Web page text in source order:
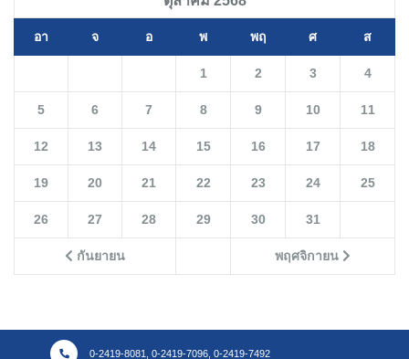
อา จ อ พ พฤ ศ ส
กันยายน พฤศจิกายน
1 2 3 4
5 6 7 8 9 10 11
12 13 14 15 16 17 18
19 20 21 22 23 24 25
26 27 28 29 30 31
0-2419-8081, 0-2419-7096, 0-2419-7492